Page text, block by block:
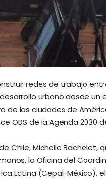
redes de trabajo
urbano desde un
de las ciudades de
ODS de la Agenda 2030
Chile, Michelle Bachelet,
la Oficina del
Latina (Cepal-México),